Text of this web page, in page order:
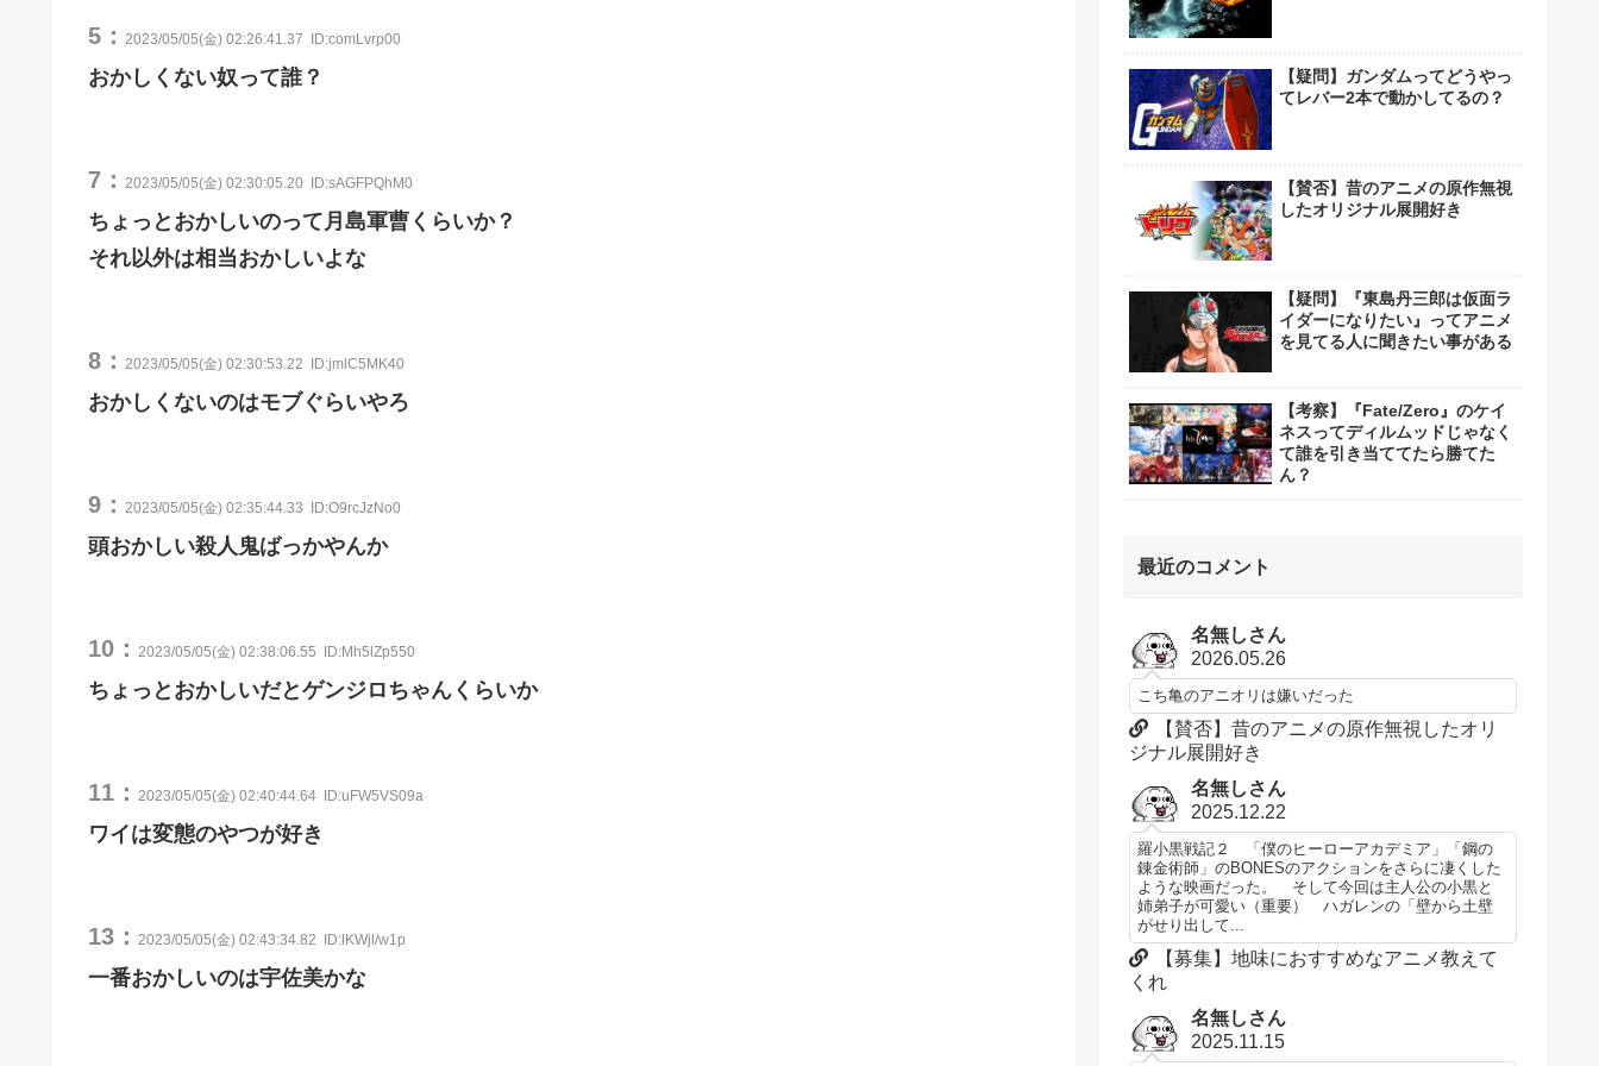
5： 2023/05/05(金) 02:26:41.37 ID:comLvrp00
おかしくない奴って誰？
7： 2023/05/05(金) 02:30:05.20 ID:sAGFPQhM0
ちょっとおかしいのって月島軍曹くらいか？
それ以外は相当おかしいよな
8： 2023/05/05(金) 02:30:53.22 ID:jmlC5MK40
おかしくないのはモブぐらいやろ
9： 2023/05/05(金) 02:35:44.33 ID:O9rcJzNo0
頭おかしい殺人鬼ばっかやんか
10： 2023/05/05(金) 02:38:06.55 ID:Mh5lZp550
ちょっとおかしいだとゲンジロちゃんくらいか
11： 2023/05/05(金) 02:40:44.64 ID:uFW5VS09a
ワイは変態のやつが好き
13： 2023/05/05(金) 02:43:34.82 ID:lKWjl/w1p
一番おかしいのは宇佐美かな
【疑問】ガンダムってどうやっ
てレバー2本で動かしてるの？
【賛否】昔のアニメの原作無視
したオリジナル展開好き
【疑問】『東島丹三郎は仮面ラ
イダーになりたい』ってアニメ
を見てる人に聞きたい事がある
【考察】『Fate/Zero』のケイ
ネスってディルムッドじゃなく
て誰を引き当ててたら勝てた
ん？
最近のコメント
名無しさん
2026.05.26
こち亀のアニオリは嫌いだった
【賛否】昔のアニメの原作無視したオリ
ジナル展開好き
名無しさん
2025.12.22
羅小黒戦記２ 「僕のヒーローアカデミア」「鋼の
錬金術師」のBONESのアクションをさらに凄くした
ような映画だった。 そして今回は主人公の小黒と
姉弟子が可愛い（重要） ハガレンの「壁から土壁
がせり出して...
【募集】地味におすすめなアニメ教えて
くれ
名無しさん
2025.11.15